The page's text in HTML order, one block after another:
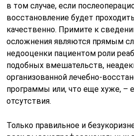
в том случае, если
восстановление будет
качественно. Примите к
осложнения являются прямым
недооценки пациентом роли
подобных вмешательств,
организованной лечебно-
программы или, что еще хуже, –
отсутствия.
Только правильное и